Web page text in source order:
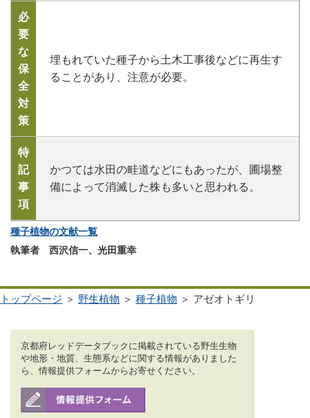
必
要
な
保
全
対
策
埋もれていた種子から土木工事後などに再生す
ることがあり、注意が必要。
特
記
事
項
かつては水田の畦道などにもあったが、圃場整
備によって消滅した株も多いと思われる。
種子植物の文献一覧
執筆者 西沢信一、光田重幸
トップページ ＞ 野生植物 ＞ 種子植物 ＞ アゼオトギリ
京都府レッドデータブックに掲載されている野生生物
や地形・地質、生態系などに関する情報がありました
ら、情報提供フォームからお寄せください。